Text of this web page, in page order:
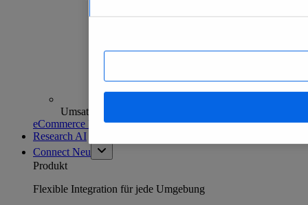
Umsatzanalysen und -prognosen
eCommerce Insights entdecken
Research AI
Connect Neu
Produkt
Flexible Integration für jede Umgebung